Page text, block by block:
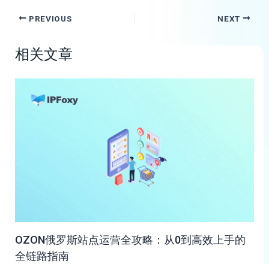
PREVIOUS NEXT
相关文章
OZON俄罗斯站点运营全攻略：从0到高效上手的
全链路指南